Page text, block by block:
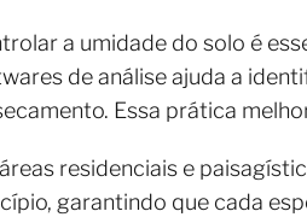
a umidade do solo é
de análise ajuda a
Essa prática
residenciais e
garantindo que cada